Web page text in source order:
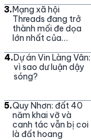
3.Mạng xã hội
Threads đang trở
thành mối đe dọa
lớn nhất của
4.Dự án Vin Làng Vân:
vì sao dư luận dậy
sóng?
5.Quy Nhơn: đất 40
năm khai vỡ và
canh tác vẫn bị coi
là đất hoang